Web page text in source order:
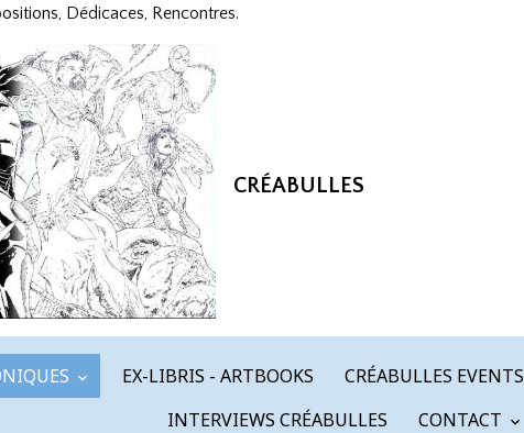
Dédicaces, Rencontres.
CRÉABULLES
EX-LIBRIS - ARTBOOKS
CRÉABULLES EVENTS
INTERVIEWS CRÉABULLES
CONTACT